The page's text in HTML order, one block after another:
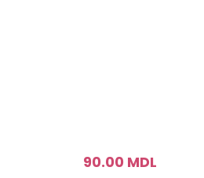
90.00 MDL